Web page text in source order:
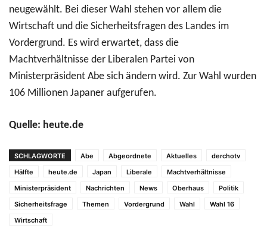
neugewählt. Bei dieser Wahl stehen vor allem die
Wirtschaft und die Sicherheitsfragen des Landes im
Vordergrund. Es wird erwartet, dass die
Machtverhältnisse der Liberalen Partei von
Ministerpräsident Abe sich ändern wird. Zur Wahl wurden
106 Millionen Japaner aufgerufen.
Quelle: heute.de
SCHLAGWORTE Abe Abgeordnete Aktuelles
derchotv
Hälfte
heute.de Japan Liberale
Machtverhältnisse
Ministerpräsident
Nachrichten News Oberhaus
Politik
Sicherheitsfrage
Themen Vordergrund Wahl
Wahl 16
Wirtschaft